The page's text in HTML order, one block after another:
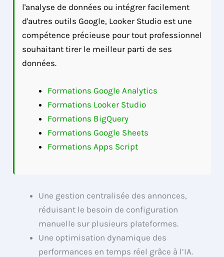
l'analyse de données ou intégrer facilement
d'autres outils Google, Looker Studio est une
compétence précieuse pour tout professionnel
souhaitant tirer le meilleur parti de ses
données.
Formations Google Analytics
Formations Looker Studio
Formations BigQuery
Formations Google Sheets
Formations Apps Script
Une gestion centralisée des annonces,
réduisant le besoin de configuration
manuelle sur plusieurs plateformes.
Une optimisation dynamique des
performances en temps réel grâce à l’IA.